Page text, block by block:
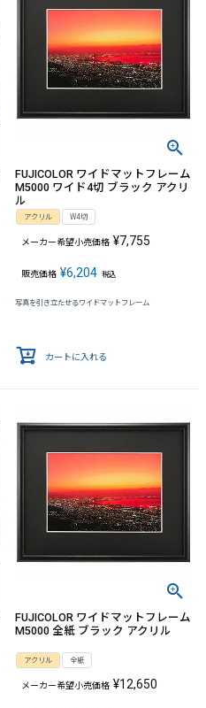
FUJICOLOR ワイドマットフレーム
M5000 ワイド4切 ブラック アクリ
ル
アクリル W4切
メーカー希望小売価格 ¥7,755
販売価格 ¥6,204 税込
写真を引き立たせるワイドマットフレーム
カートに入れる
FUJICOLOR ワイドマットフレーム
M5000 全紙 ブラック アクリル
アクリル 全紙
メーカー希望小売価格 ¥12,650